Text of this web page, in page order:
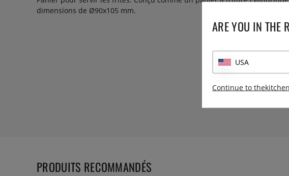
dimensions de Ø90x105 mm.
PRODUITS RECOMMANDÉS
ARE YOU IN THE
USA
Continue to